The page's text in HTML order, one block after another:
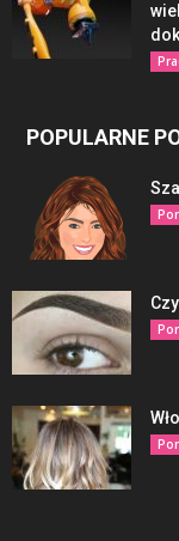
POPULARNE